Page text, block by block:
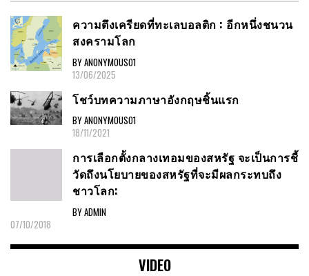
ความตึงเครียดที่ทะเลบอลติก : อีกหนึ่งชนวน
สงครามโลก
BY ANONYMOUS01
13/06/2025
โชว์บทความภาษาอังกฤษชิ้นแรก
BY ANONYMOUS01
18/11/2021
การเลือกตั้งกลางเทอมของสหรัฐ จะเป็นการชี้
วัดถึงนโยบายของสหรัฐที่จะมีผลกระทบถึง
ชาวโลก:
BY ADMIN
07/10/2018
VIDEO